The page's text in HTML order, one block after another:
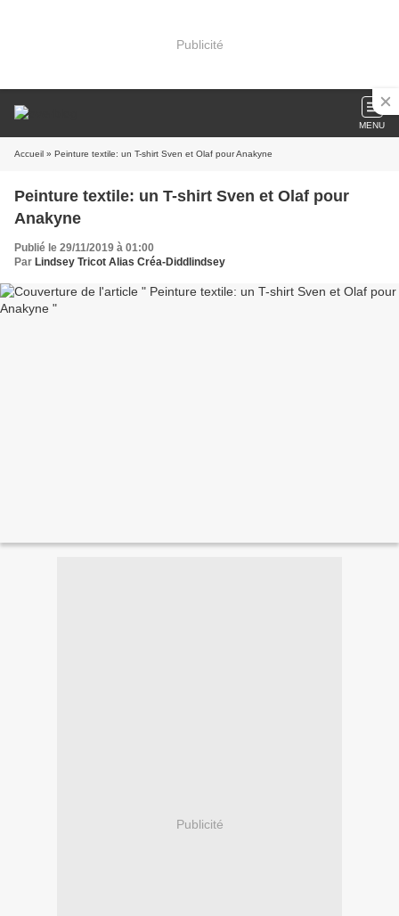
Publicité
MENU
Accueil » Peinture textile: un T-shirt Sven et Olaf pour Anakyne
Peinture textile: un T-shirt Sven et Olaf pour
Anakyne
Publié le 29/11/2019 à 01:00
Par Lindsey Tricot Alias Créa-Diddlindsey
Publicité